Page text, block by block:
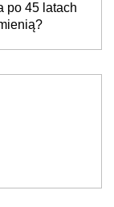
po 45 latach